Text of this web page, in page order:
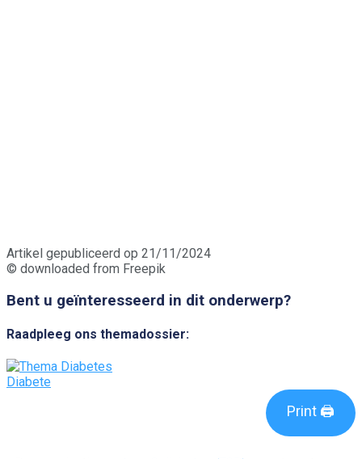
Artikel gepubliceerd op 21/11/2024
© downloaded from Freepik
Bent u geïnteresseerd in dit onderwerp?
Raadpleeg ons themadossier:
Diabete
Print 🖨